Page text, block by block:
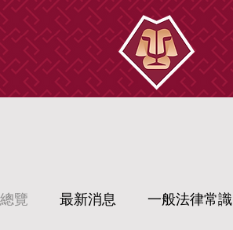
總覽 最新消息 一般法律常識